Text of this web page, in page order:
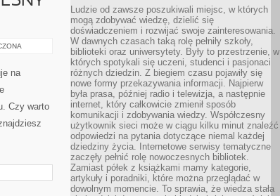
na
Czy warto
Ludzie od zawsze poszukiwali miejsc, w których
mogą zdobywać wiedzę, dzielić się
doświadczeniem i rozwijać swoje zainteresowania.
W dawnych czasach taką rolę pełniły szkoły,
biblioteki oraz uniwersytety. Były to przestrzenie, w
których spotykali się uczeni, studenci i pasjonaci
różnych dziedzin. Z biegiem czasu pojawiły się
nowe formy przekazywania informacji. Najpierw
była prasa, później radio i telewizja, a następnie
internet, który całkowicie zmienił sposób
komunikacji i zdobywania wiedzy. Współczesny
użytkownik sieci może w ciągu kilku minut znaleźć
odpowiedzi na pytania dotyczące niemal każdej
dziedziny życia. Internetowe serwisy tematyczne
zaczęły pełnić rolę nowoczesnych bibliotek.
Zamiast półek z książkami mamy kategorie,
artykuły i poradniki, które można przeglądać w
dowolnym momencie. To sprawia, że wiedza stała